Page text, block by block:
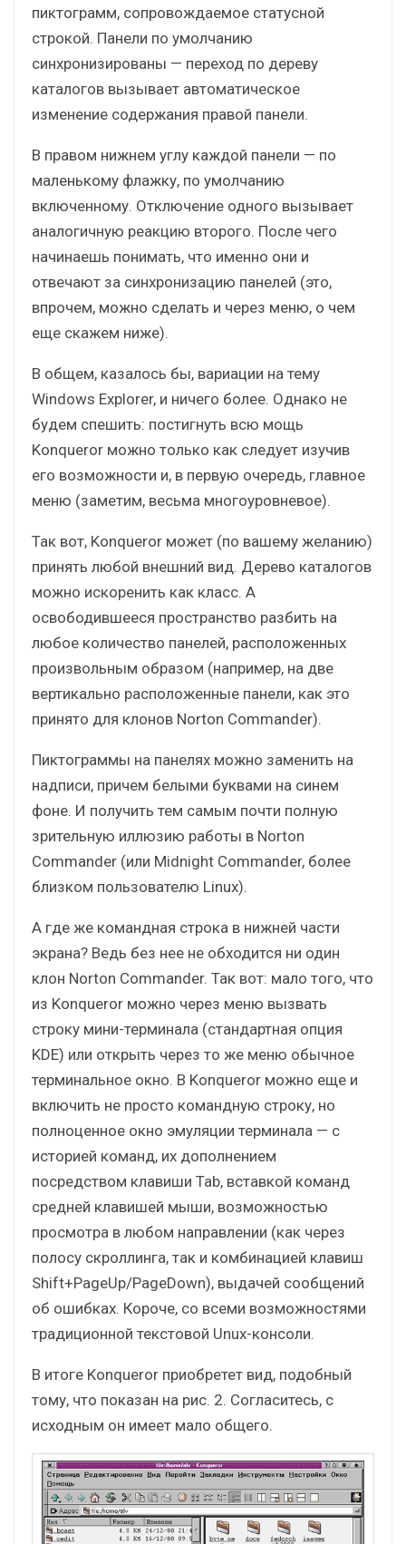
пиктограмм, сопровождаемое статусной
строкой. Панели по умолчанию
синхронизированы — переход по дереву
каталогов вызывает автоматическое
изменение содержания правой панели.
В правом нижнем углу каждой панели — по
маленькому флажку, по умолчанию
включенному. Отключение одного вызывает
аналогичную реакцию второго. После чего
начинаешь понимать, что именно они и
отвечают за синхронизацию панелей (это,
впрочем, можно сделать и через меню, о чем
еще скажем ниже).
В общем, казалось бы, вариации на тему
Windows Explorer, и ничего более. Однако не
будем спешить: постигнуть всю мощь
Konqueror можно только как следует изучив
его возможности и, в первую очередь, главное
меню (заметим, весьма многоуровневое).
Так вот, Konqueror может (по вашему желанию)
принять любой внешний вид. Дерево каталогов
можно искоренить как класс. А
освободившееся пространство разбить на
любое количество панелей, расположенных
произвольным образом (например, на две
вертикально расположенные панели, как это
принято для клонов Norton Commander).
Пиктограммы на панелях можно заменить на
надписи, причем белыми буквами на синем
фоне. И получить тем самым почти полную
зрительную иллюзию работы в Norton
Commander (или Midnight Commander, более
близком пользователю Linux).
А где же командная строка в нижней части
экрана? Ведь без нее не обходится ни один
клон Norton Commander. Так вот: мало того, что
из Konqueror можно через меню вызвать
строку мини-терминала (стандартная опция
KDE) или открыть через то же меню обычное
терминальное окно. В Konqueror можно еще и
включить не просто командную строку, но
полноценное окно эмуляции терминала — с
историей команд, их дополнением
посредством клавиши Tab, вставкой команд
средней клавишей мыши, возможностью
просмотра в любом направлении (как через
полосу скроллинга, так и комбинацией клавиш
Shift+PageUp/PageDown), выдачей сообщений
об ошибках. Короче, со всеми возможностями
традиционной текстовой Unux-консоли.
В итоге Konqueror приобретет вид, подобный
тому, что показан на рис. 2. Согласитесь, с
исходным он имеет мало общего.